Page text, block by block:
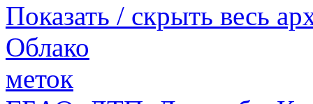
Показать / скрыть весь
Облако
меток